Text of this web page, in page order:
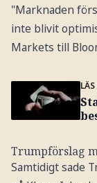
"Marknaden
inte blivit
Markets till
LÄS
Trumpförslag
Samtidigt sade